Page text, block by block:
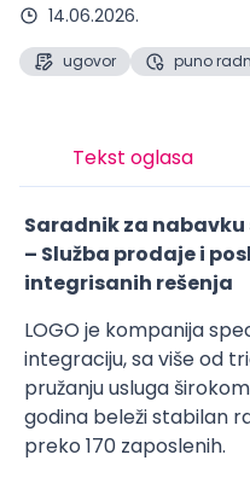
14.06.2026.
ugovor puno
Tekst oglasa
Saradnik za
– Služba prodaje i
integrisanih rešenja
LOGO je kompanija
integraciju, sa više od
pružanju usluga
godina beleži stabilan
preko 170 zaposlenih.